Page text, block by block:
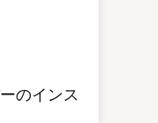
のインス